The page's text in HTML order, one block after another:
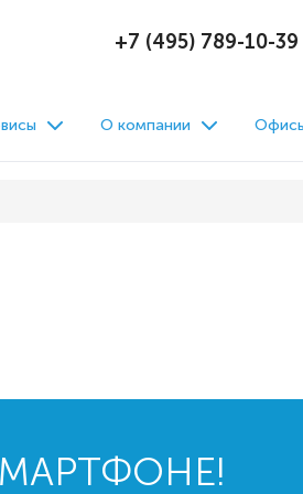
+7 (495) 789-10-39
О компании